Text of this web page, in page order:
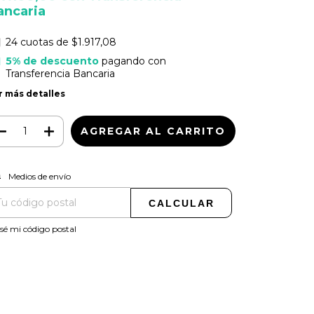
24 cuotas de $1.917,08
5% de descuentopagando con
Transferencia Bancaria
más detalles
para el CP:
Medios de envío
CALCULAR
mi código postal